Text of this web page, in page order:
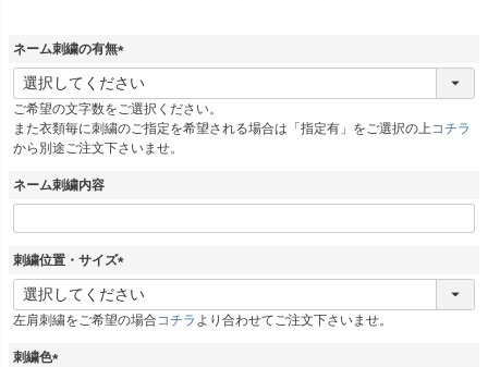
ネーム刺繍の有無
(
必
須
)
ご希望の文字数をご選択ください。
また衣類毎に刺繍のご指定を希望される場合は「指定有」をご選択の上 コチラ
から別途ご注文下さいませ。
ネーム刺繍内容
刺繍位置・サイズ
(
必
須
左肩刺繍をご希望の場合 コチラ より合わせてご注文下さいませ。
刺繍色